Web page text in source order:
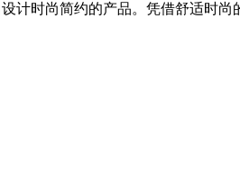
计时尚简约的产品。凭借舒适时尚